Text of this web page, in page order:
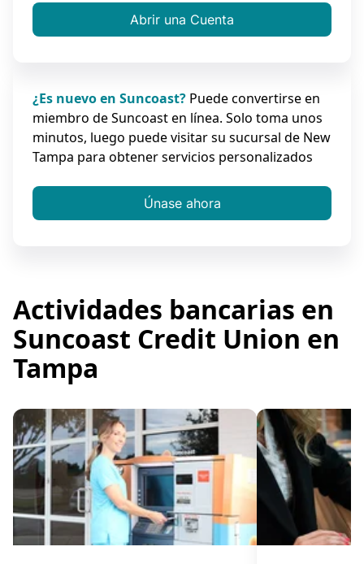
Abrir una Cuenta
¿Es nuevo en Suncoast? Puede convertirse en
miembro de Suncoast en línea. Solo toma unos
minutos, luego puede visitar su sucursal de New
Tampa para obtener servicios personalizados
Únase ahora
Actividades bancarias en
Suncoast Credit Union en
Tampa